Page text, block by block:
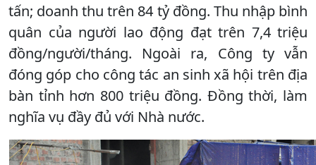
tấn; doanh thu trên 84 tỷ đồng. Thu nhập bình
quân của người lao động đạt trên 7,4 triệu
đồng/người/tháng. Ngoài ra, Công ty vẫn
đóng góp cho công tác an sinh xã hội trên địa
bàn tỉnh hơn 800 triệu đồng. Đồng thời, làm
nghĩa vụ đầy đủ với Nhà nước.